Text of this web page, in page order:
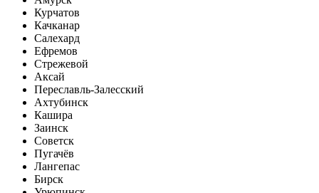
Курчатов
Качканар
Салехард
Ефремов
Стрежевой
Аксай
Переславль-Залесский
Ахтубинск
Кашира
Заинск
Советск
Пугачёв
Лангепас
Бирск